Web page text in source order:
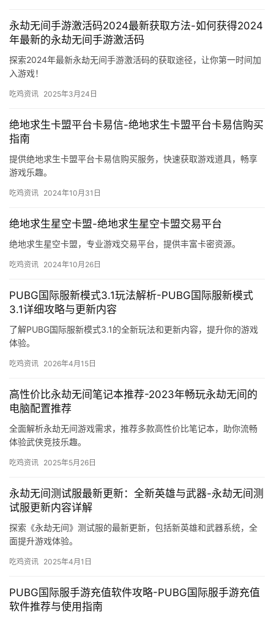
永劫无间手游激活码2024最新获取方法-如何获得2024
年最新的永劫无间手游激活码
探索2024年最新永劫无间手游激活码的获取途径，让你第一时间加
入游戏！
吃鸡资讯 2025年3月24日
绝地求生卡盟平台卡易信-绝地求生卡盟平台卡易信购买
指南
提供绝地求生卡盟平台卡易信购买服务，快速获取游戏道具，畅享
游戏乐趣。
吃鸡资讯 2024年10月31日
绝地求生星空卡盟-绝地求生星空卡盟交易平台
绝地求生星空卡盟，专业游戏交易平台，提供丰富卡密资源。
吃鸡资讯 2024年10月26日
PUBG国际服新模式3.1玩法解析-PUBG国际服新模式
3.1详细攻略与更新内容
了解PUBG国际服新模式3.1的全新玩法和更新内容，提升你的游戏
体验。
吃鸡资讯 2026年4月15日
高性价比永劫无间笔记本推荐-2023年畅玩永劫无间的
电脑配置推荐
全面解析永劫无间游戏需求，推荐多款高性价比笔记本，助你流畅
体验武侠竞技乐趣。
吃鸡资讯 2025年5月26日
永劫无间测试服最新更新：全新英雄与武器-永劫无间测
试服更新内容详解
探索《永劫无间》测试服的最新更新，包括新英雄和武器系统，全
面提升游戏体验。
吃鸡资讯 2025年4月1日
PUBG国际服手游充值软件攻略-PUBG国际服手游充值
软件推荐与使用指南